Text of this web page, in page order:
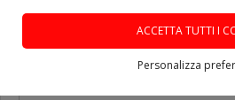
ACCETTA TUTTI I
Personalizza